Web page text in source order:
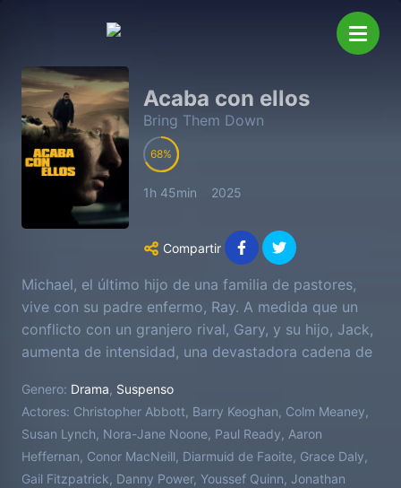
Acaba con ellos
Bring Them Down
68
1h 45min 2025
Compartir
Michael, el último hijo de una familia de pastores,
vive con su padre enfermo, Ray. A medida que un
conflicto con un granjero rival, Gary, y su hijo, Jack,
aumenta de intensidad, una devastadora cadena de
Genero: Drama, Suspenso
Actores: Christopher Abbott, Barry Keoghan, Colm Meaney,
Susan Lynch, Nora-Jane Noone, Paul Ready, Aaron
Heffernan, Conor MacNeill, Diarmuid de Faoite, Grace Daly,
Gail Fitzpatrick, Danny Power, Youssef Quinn, Jonathan